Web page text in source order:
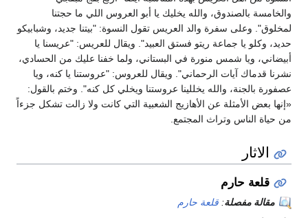
والله يخليك يا أبو العروس اللي ما حجتنا
سفرة والد العريس تقول النسوة: "بيتنا جديد، وشبابيكو
جماعة ريتو فستق العبيد". ويقال للعريس: "عريسنا يا
شمس منورة في البستاني، ولما خفنا عليك من الحسادي،
آيات الرحماني". ويقال للعروس: "عروستنا يا كنه، ويا
والله يخللينا عروستنا ويخلي كل كنه". وختم بالقول:
عن الأهازيج الشعبية التي كانت ولا زالت تشكل جزءاً
وتراث المجتمع.
:قلعة حارم